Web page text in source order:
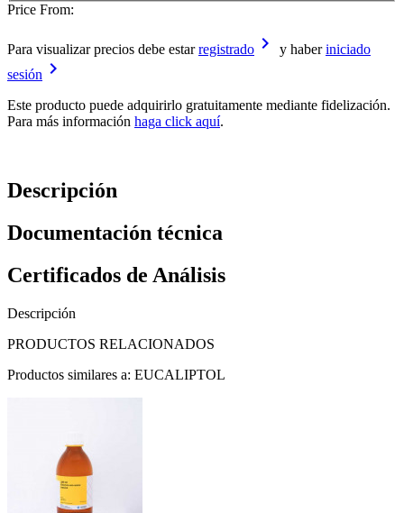
Price From:
Para visualizar precios debe estarregistrado keyboard_arrow_right y haberiniciado
sesión keyboard_arrow_right
Este producto puede adquirirlo gratuitamente mediante fidelización.
Para más información haga click aquí.
Descripción
Documentación técnica
Certificados de Análisis
Descripción
PRODUCTOS RELACIONADOS
Productos similares a: EUCALIPTOL